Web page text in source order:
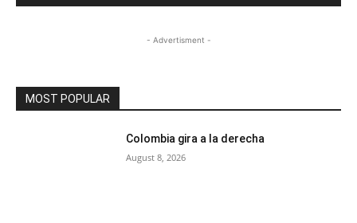
- Advertisment -
MOST POPULAR
Colombia gira a la derecha
August 8, 2026